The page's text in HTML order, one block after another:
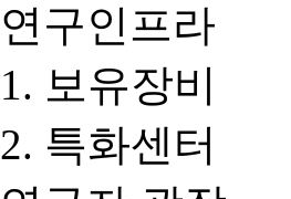
연구인프라
보유장비
특화센터